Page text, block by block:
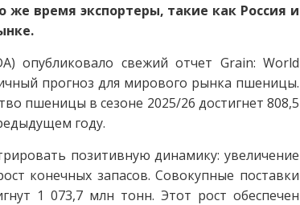
же время экспортеры, такие как Россия и
опубликовало свежий отчет Grain: World
прогноз для мирового рынка пшеницы.
пшеницы в сезоне 2025/26 достигнет 808,5
году.
позитивную динамику: увеличение
конечных запасов. Совокупные поставки
1 073,7 млн тонн. Этот рост обеспечен